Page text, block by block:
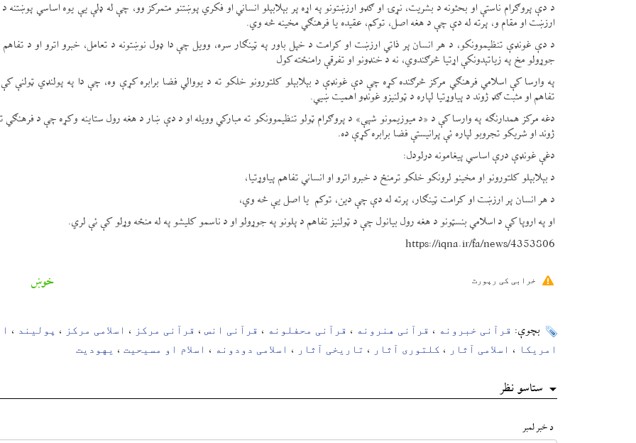
د دې پروګرام ناستې او بحثونه د بشریت، نړۍ او ګډو ارزښتونو په اړه پر بېلابېلو انساني او فکري پوښتنو متمرکز وو، چې له ډلې یې یوه اساسي پوښتنه
ارزښت او مقام و، پرته له دې چې د هغه اصل، توکم، عقیده یا فرهنګي مخینه څه وي.
د دې غونډې تنظیموونکو، د هر انسان پر ذاتي ارزښت او کرامت د خپل باور په ټینګار سره، وویل چې دا ډول نوښتونه د تعامل، خبرو اترو او د تفاهم
جوړولو مخ په زیاتېدونکې اړتیا څرګندوي، نه د خنډونو او تفرقې رامنځته کول
په وارسا کې اسلامي فرهنګي مرکز څرګنده کړه چې دې غونډې د بېلابېلو کلتورونو خلکو ته د یووالي فضا برابره کړې وه، چې دا په پولنډي ټولنې کې
تفاهم او مثبت ګډ ژوند د پیاوړتیا لپاره د ټولنیزو غونډو اهمیت ښيي.
دغه مرکز همدارنګه په وارسا کې د «د میوزیمونو شپې» د پروګرام ټولو تنظیموونکو ته مبارکي وویله او د دې ښار د هغه رول ستاینه وکړه چې د فرهنګي
ژوند او شریکو تجروبو لپاره ئې پرانیستې فضا برابره کړې ده.
دغې غونډې درې اساسي پیغامونه درلودل:
د بېلابېلو کلتورونو او مخینو لرونکو خلکو ترمنځ د خبرو اترو او انساني تفاهم پیاوړتیا،
د هر انسان پر ارزښت او کرامت ټینګار، پرته له دې چې دین، توکم یا اصل یې څه وي،
او په اروپا کې د اسلامي بنسټونو د هغه رول بیانول چې د ټولنیز تفاهم د پلونو په جوړولو او د ناسمو کلیشو په له منځه وړلو کې ئې لري.
https://iqna.ir/fa/news/4353806
خوښ خرابی کی رپورٹ
بچوې: قرآنی خبرونه ، قرآنی هنرونه ، قرآنی محفلونه ، قرآنی انس ، قرآنی مرکز ، اسلامی مرکز ، پولیند ،
امریکا ، اسلامی آثار ، کلتوری آثار ، تاریخی آثار ، اسلامی دودونه ، اسلام او مسیحیت ، یهودیت
ستاسو نظر
د خبر لمبر